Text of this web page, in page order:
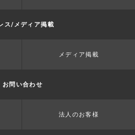
ス/メディア掲載
メディア掲載
お問い合わせ
法人のお客様